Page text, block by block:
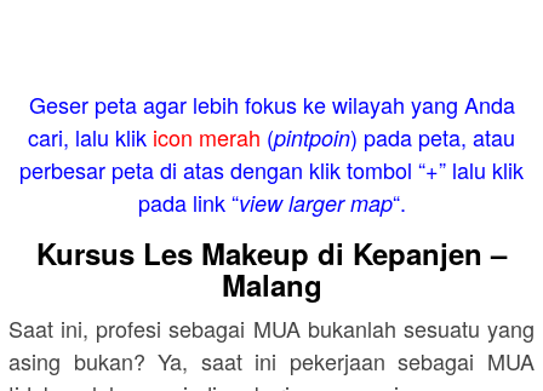
Geser peta agar lebih fokus ke wilayah yang Anda
cari, lalu klik icon merah (pintpoin) pada peta, atau
perbesar peta di atas dengan klik tombol “+” lalu klik
pada link “view larger map“.
Kursus Les Makeup di Kepanjen –
Malang
Saat ini, profesi sebagai MUA bukanlah sesuatu yang
asing bukan? Ya, saat ini pekerjaan sebagai MUA